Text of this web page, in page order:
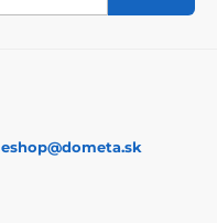
eshop@dometa.sk